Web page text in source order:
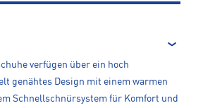
verfügen über ein hoch
genähtes Design mit einem warmen
Schnellschnürsystem für Komfort und